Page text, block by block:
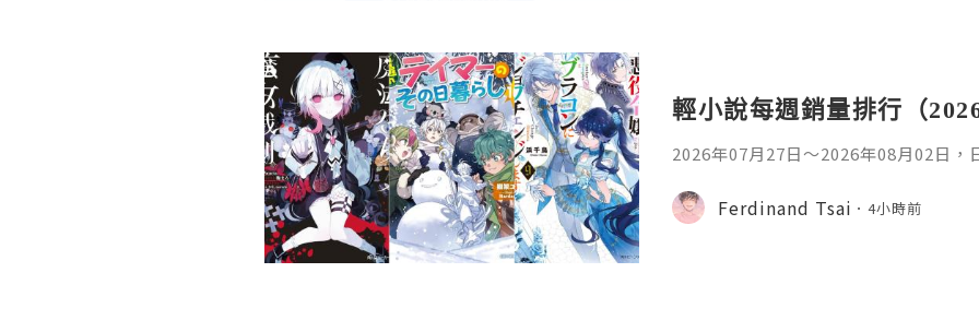
輕小說每週銷量排行（
2026年07月27日〜2026年08月02日，
首・文字插畫：すがわらおむ
年08月銷售數：10,281部2. 落後的馴
Ferdinand Tsai 4小時前